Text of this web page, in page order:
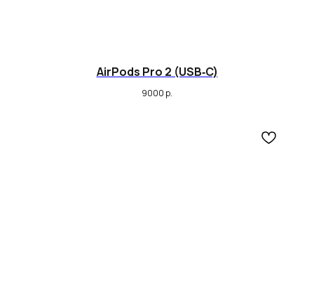
AirPods Pro 2 (USB‑C)
9000 р.